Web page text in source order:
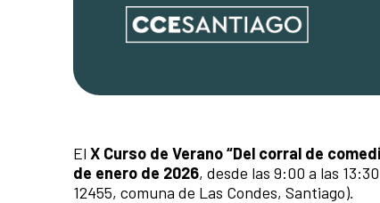
El X Curso de Verano “Del corral de
de enero de 2026, desde las 9:00 a las
12455, comuna de Las Condes, Santiago).